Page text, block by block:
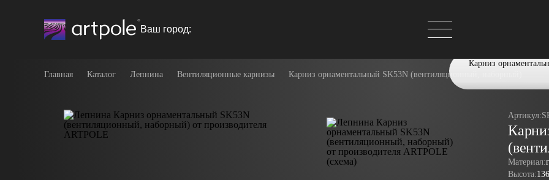
Ваш город:
Главная Каталог Лепнина Вентиляционные карнизы Карниз орнаментальный SK53N (вентиляционный, наборный)
Артикул:
Материал:
Высота:
Карниз